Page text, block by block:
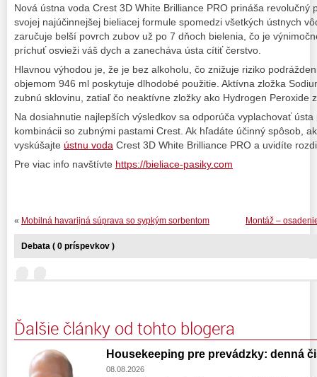
Nová ústna voda Crest 3D White Brilliance PRO prináša revolučný
svojej najúčinnejšej bieliacej formule spomedzi všetkých ústnych
zaručuje belší povrch zubov už po 7 dňoch bielenia, čo je
príchuť osvieži váš dych a zanecháva ústa cítiť čerstvo.
Hlavnou výhodou je, že je bez alkoholu, čo znižuje riziko
objemom 946 ml poskytuje dlhodobé použitie. Aktívna zložka
zubnú sklovinu, zatiaľ čo neaktívne zložky ako Hydrogen Peroxide
Na dosiahnutie najlepších výsledkov sa odporúča vyplachovať
kombinácii so zubnými pastami Crest. Ak hľadáte účinný spôsob,
vyskúšajte ústnu voda Crest 3D White Brilliance PRO a uvidíte
Pre viac info navštívte https://bieliace-pasiky.com
Montáž –
« Mobilná havarijná súprava so sypkým sorbentom
Debata ( 0 príspevkov )
Ďalšie články od tohto blogera
Housekeeping pre prevádzky: denná
08.08.2026